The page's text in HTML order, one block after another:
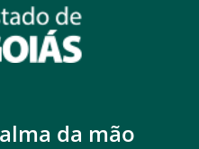
da mão